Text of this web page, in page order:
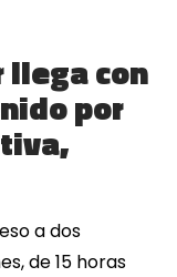
llega con
por
a dos
de 15 horas